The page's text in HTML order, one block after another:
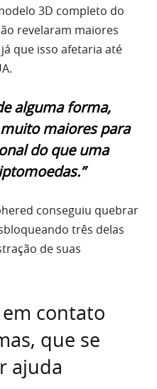
3D completo do
revelaram maiores
que isso afetaria até
alguma forma,
maiores para
do que uma
conseguiu quebrar
três delas
de suas
contato
que se
ajuda